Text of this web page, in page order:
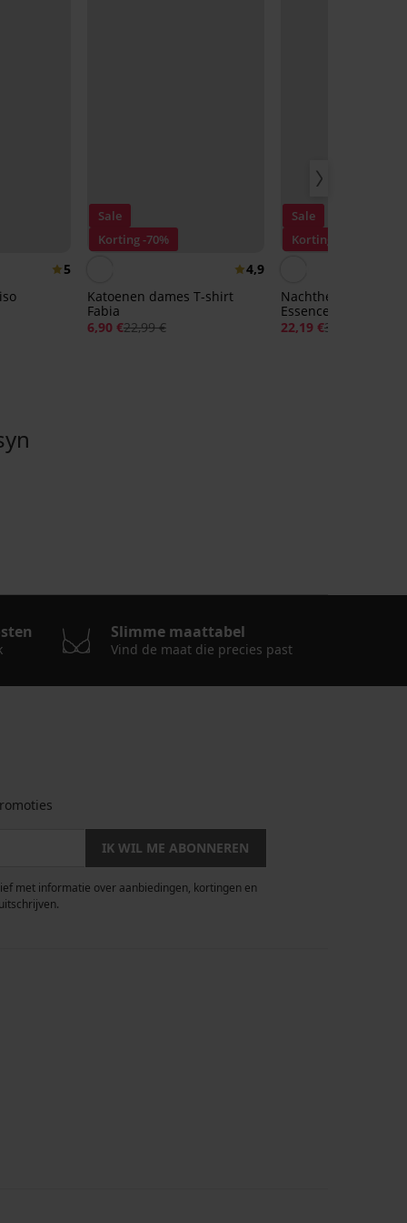
5
Sale
Korting -70%
4,9
Katoenen dames T-shirt
Fabia
6,90 €22,99 €
Sale
Korting -40%
Nachthemd
Essence lang
22,19 €36,99 €
Slimme maattabel
Vind de maat die precies past
IK WIL ME ABONNEREN
met informatie over aanbiedingen, kortingen en